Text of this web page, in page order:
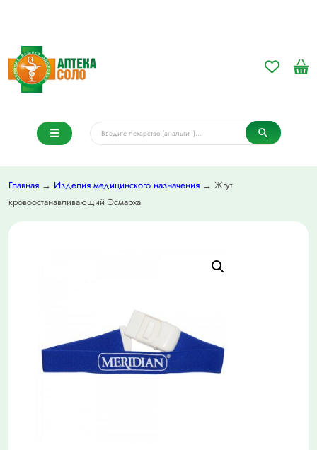
Главная → Изделия медицинского назначения → Жгут
кровоостанавливающий Эсмарха